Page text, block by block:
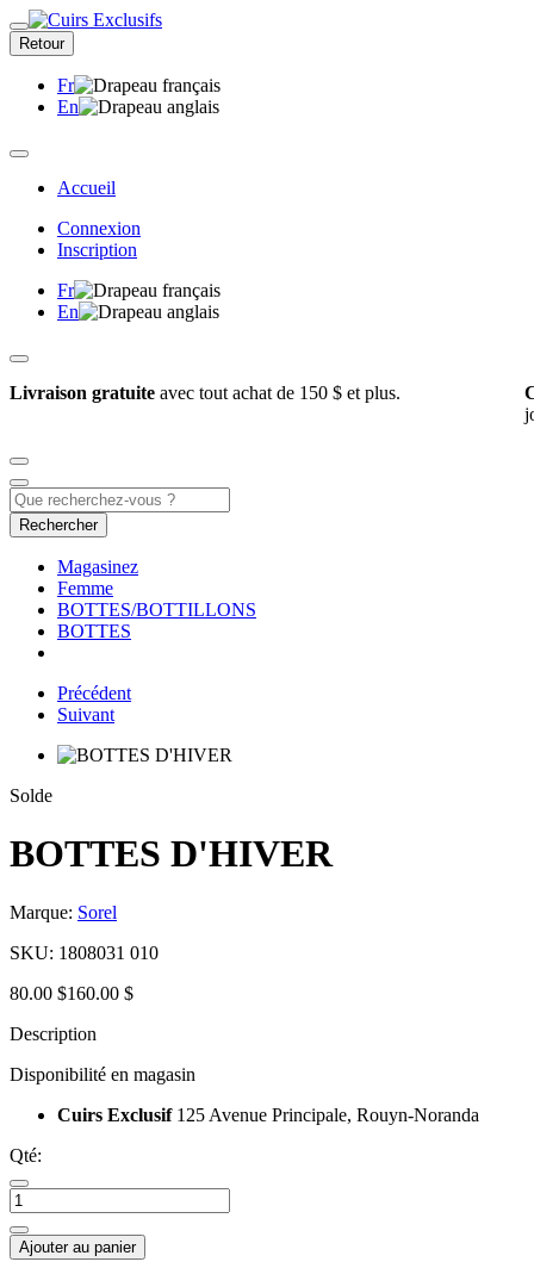
Retour
Fr
En
Accueil
Connexion
Inscription
Fr
En
Livraison gratuite avec tout achat de 150 $ et plus.
Rechercher
Magasinez
Femme
BOTTES/BOTTILLONS
BOTTES
Précédent
Suivant
Solde
BOTTES D'HIVER
Marque: Sorel
SKU: 1808031 010
80.00 $160.00 $
Description
Disponibilité en magasin
Cuirs Exclusif 125 Avenue Principale, Rouyn-Noranda
Qté:
Ajouter au panier